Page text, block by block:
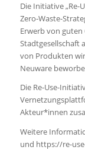
Die Initiative „Re-
Zero-Waste-
Erwerb von
Stadtgesellschaft
von Produkten
Neuware
Die Re-Use-
Akteur*innen
Weitere
und https://re-